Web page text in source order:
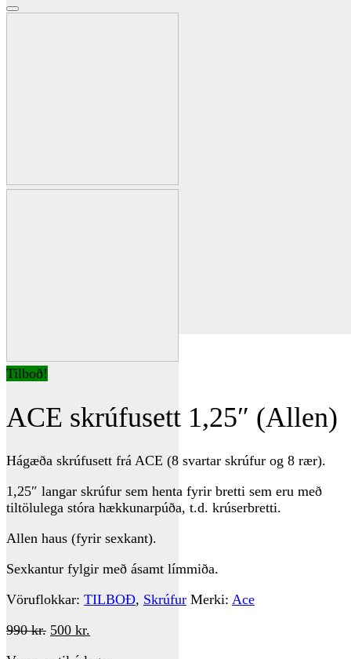
Tilboð!
ACE skrúfusett 1,25″ (Allen)
Hágæða skrúfusett frá ACE (8 svartar skrúfur og 8 rær).
1,25″ langar skrúfur sem henta fyrir bretti sem eru með
tiltölulega stóra hækkunarpúða, t.d. krúserbretti.
Allen haus (fyrir sexkant).
Sexkantur fylgir með ásamt límmiða.
Vöruflokkar: TILBOÐ, Skrúfur Merki: Ace
990kr. Original
500 kr.